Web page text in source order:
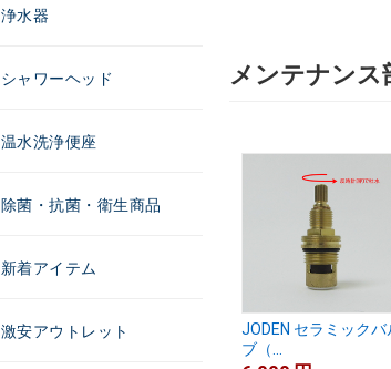
浄水器
シャワーヘッド
温水洗浄便座
除菌・抗菌・衛生商品
新着アイテム
激安アウトレット
メンテナンス
JODEN セラミックバ
ブ（...